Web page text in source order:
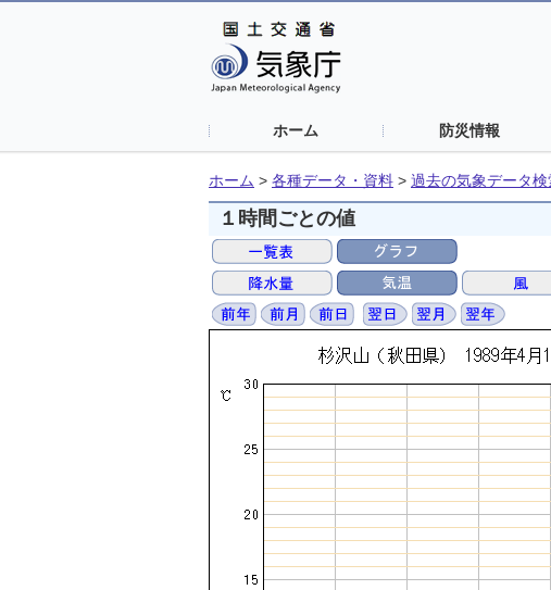
ホーム 防災情報
ホーム > 各種データ・資料 > 過去の気象データ検
１時間ごとの値